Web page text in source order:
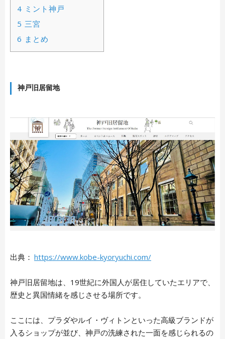
4 ミント神戸
5 三宮
6 まとめ
神戸旧居留地
出典： https://www.kobe-kyoryuchi.com/
神戸旧居留地は、19世紀に外国人が居住していたエリアで、
歴史と異国情緒を感じさせる場所です。
ここには、プラダやルイ・ヴィトンといった高級ブランドが
入るショップが並び、神戸の洗練された一面を感じられるの